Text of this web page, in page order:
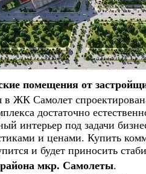
помещения от
в ЖК Самолет
достаточно
интерьер под задачи
и ценами. Купить
и будет приносить
мкр. Самолеты.